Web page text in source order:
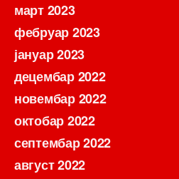
март 2023
фебруар 2023
јануар 2023
децембар 2022
новембар 2022
октобар 2022
септембар 2022
август 2022